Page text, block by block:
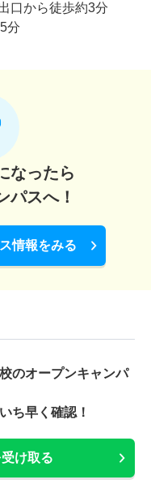
口から徒歩約3分
分
なったら
パスへ！
情報をみる
のオープンキャンパ
ち早く確認！
け取る